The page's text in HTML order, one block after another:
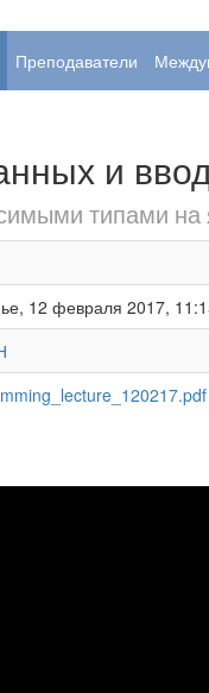
Преподаватели
и
типами на
12 февраля 2017,